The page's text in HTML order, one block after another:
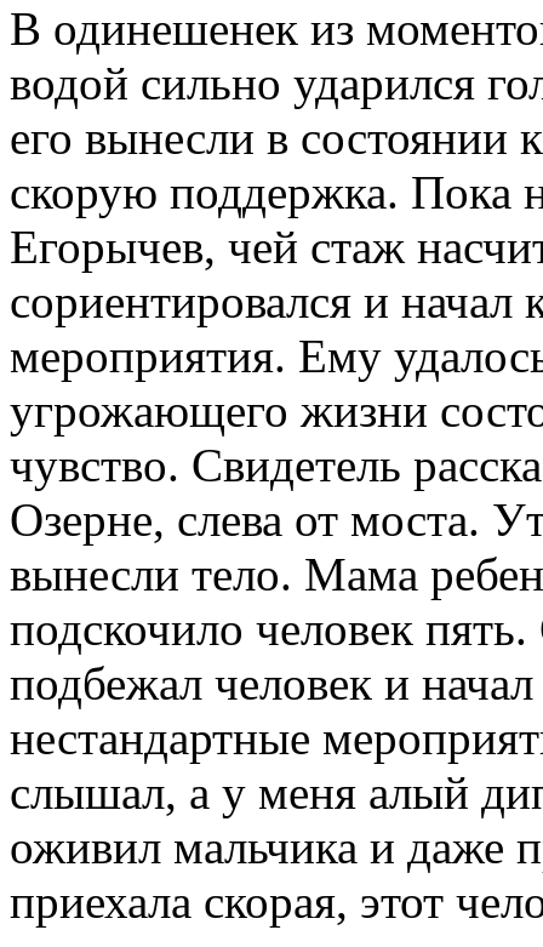
В одинешенек из
водой сильно ударился
его вынесли в состоянии
скорую поддержка. Пока
Егорычев, чей стаж
сориентировался и
мероприятия. Ему
угрожающего жизни
чувство. Свидетель
Озерне, слева от моста.
вынесли тело. Мама
подскочило человек
подбежал человек и
нестандартные
слышал, а у меня алый
оживил мальчика и даже
приехала скорая, этот